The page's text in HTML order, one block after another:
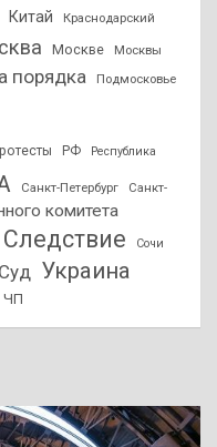
Китай Краснодарский
Москве Москвы
порядка Подмосковье
РФ Республика
Санкт-Петербург
Санкт-
комитета
Следствие Сочи
Суд Украина
ЧП